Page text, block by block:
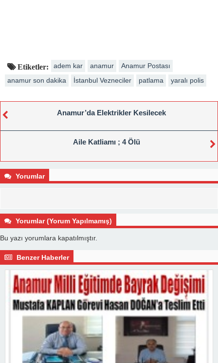
Etiketler: adem kar anamur
Anamur Postası
anamur son dakika
İstanbul Vezneciler patlama yaralı polis
Anamur’da Elektrikler Kesilecek
Aile Katliamı ; 4 Ölü
Yorumlar
Yorumlar (Yorum Yapılmamış)
Bu yazı yorumlara kapatılmıştır.
Benzer Haberler